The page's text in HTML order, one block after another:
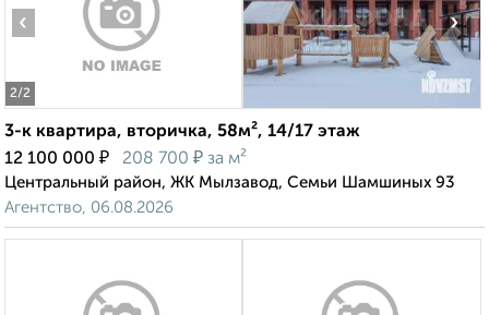
2/2
‹ ›
3-к квартира, вторичка, 58м², 14/17 этаж
12 100 000 ₽ 208 700 ₽ за м²
Центральный район, ЖК Мылзавод, Семьи Шамшиных 93
Агентство, 06.08.2026